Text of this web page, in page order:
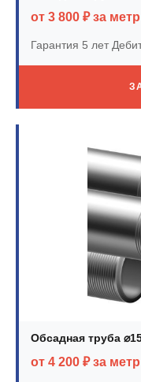
от 3 800 ₽ за метр
Гарантия 5 лет
Обсадная труба
от 4 200 ₽ за метр